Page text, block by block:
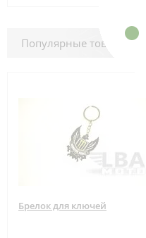
Популярные товары
Брелок для ключей